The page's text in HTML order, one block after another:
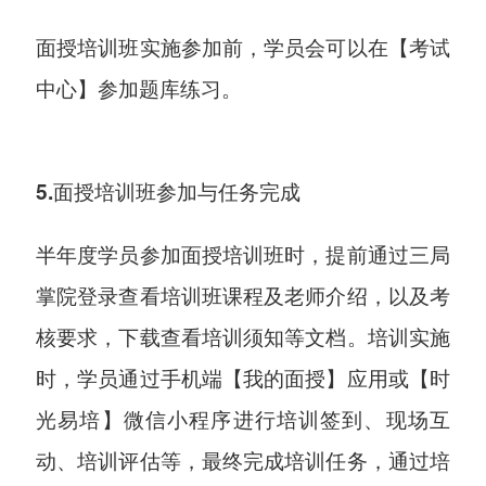
面授培训班实施参加前，学员会可以在【考试
中心】参加题库练习。
5.面授培训班参加与任务完成
半年度学员参加面授培训班时，提前通过三局
掌院登录查看培训班课程及老师介绍，以及考
核要求，下载查看培训须知等文档。培训实施
时，学员通过手机端【我的面授】应用或【时
光易培】微信小程序进行培训签到、现场互
动、培训评估等，最终完成培训任务，通过培